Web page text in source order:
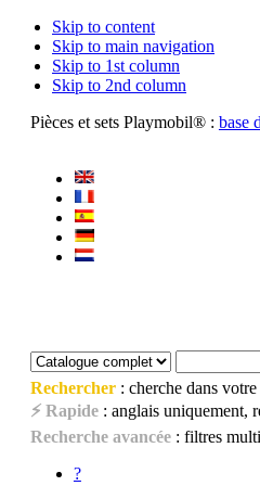
Skip to content
Skip to main navigation
Skip to 1st column
Skip to 2nd column
Pièces et sets Playmobil® : base
Rechercher: cherche dans votre
⚡ Rapide: anglais uniquement,
Recherche avancée: filtres
?